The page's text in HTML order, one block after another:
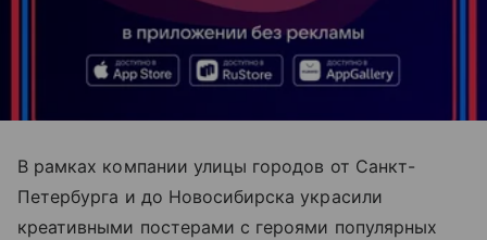
В рамках компании улицы городов от Санкт-
Петербурга и до Новосибирска украсили
креативными постерами с героями популярных